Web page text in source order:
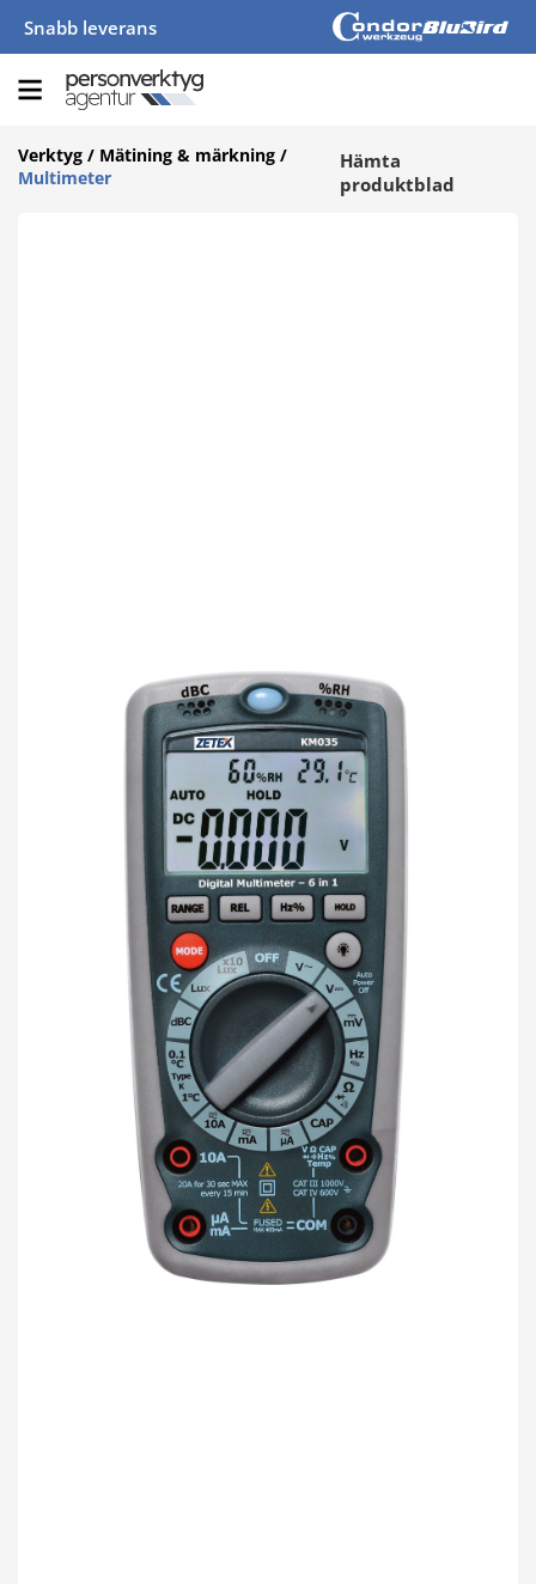
Snabb leverans
Verktyg / Mätining & märkning /
Multimeter
Hämta
produktblad